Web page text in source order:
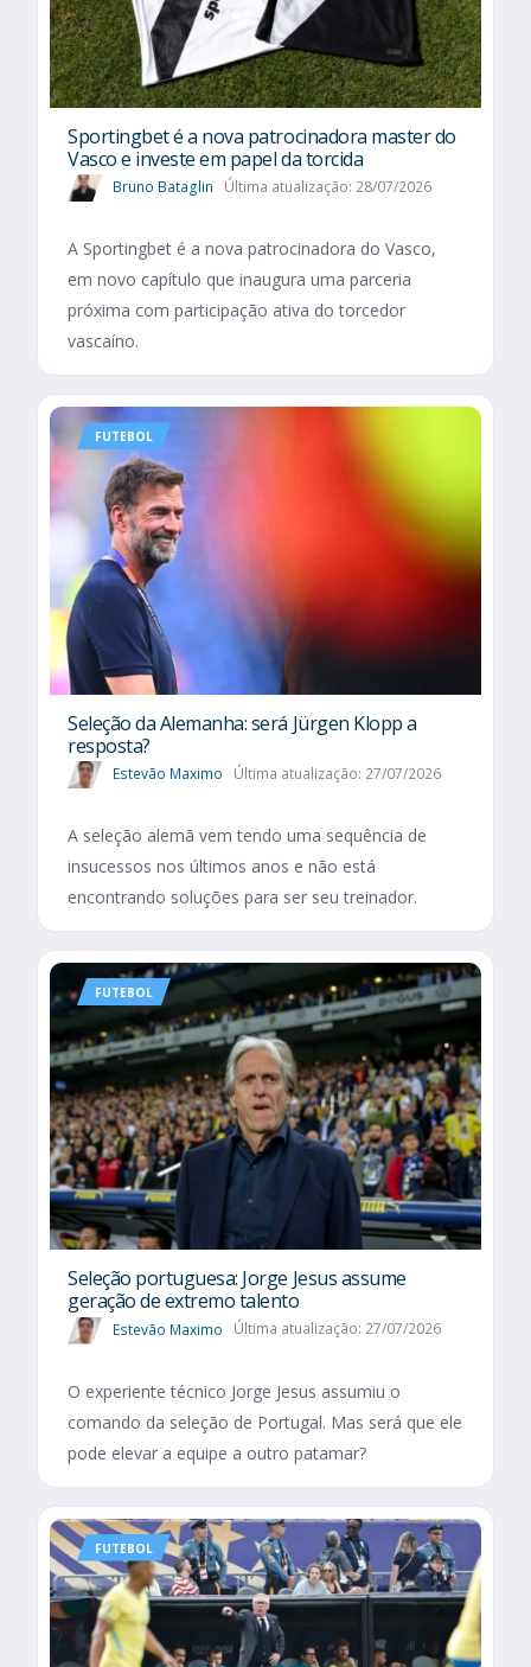
Sportingbet é a nova patrocinadora master do
Vasco e investe em papel da torcida
Bruno Bataglin Última atualização: 28/07/2026
A Sportingbet é a nova patrocinadora do Vasco,
em novo capítulo que inaugura uma parceria
próxima com participação ativa do torcedor
vascaíno.
FUTEBOL
Seleção da Alemanha: será Jürgen Klopp a
resposta?
Estevão Maximo Última atualização: 27/07/2026
A seleção alemã vem tendo uma sequência de
insucessos nos últimos anos e não está
encontrando soluções para ser seu treinador.
FUTEBOL
Seleção portuguesa: Jorge Jesus assume
geração de extremo talento
Estevão Maximo Última atualização: 27/07/2026
O experiente técnico Jorge Jesus assumiu o
comando da seleção de Portugal. Mas será que ele
pode elevar a equipe a outro patamar?
FUTEBOL